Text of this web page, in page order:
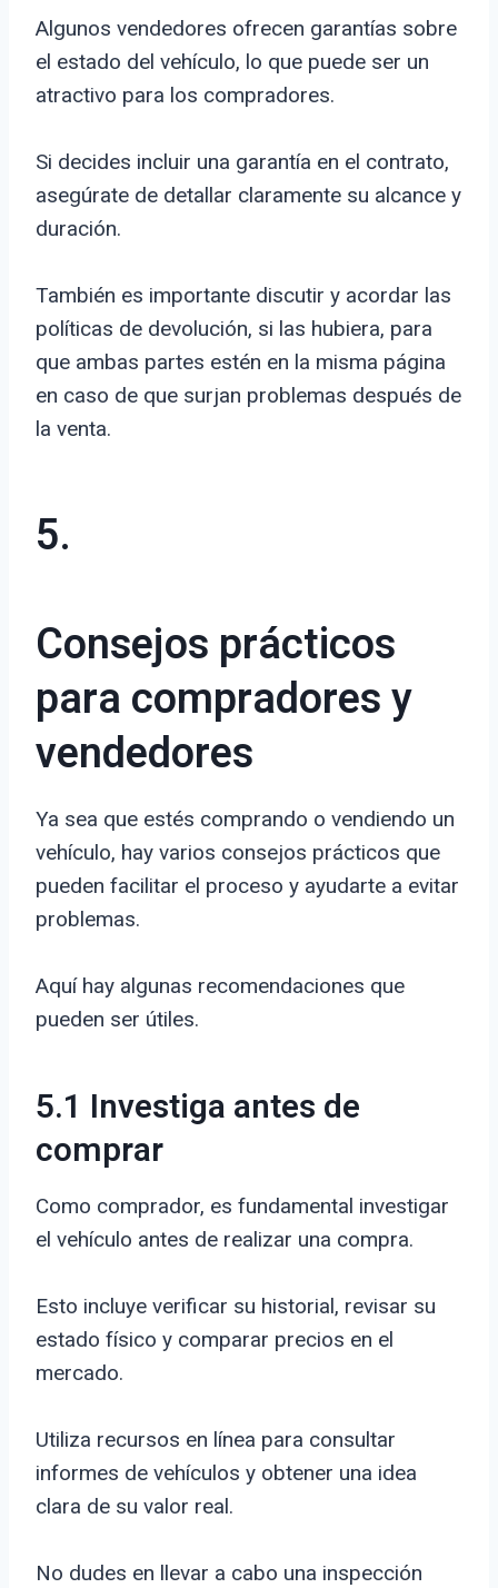
Algunos vendedores ofrecen garantías sobre
el estado del vehículo, lo que puede ser un
atractivo para los compradores.
Si decides incluir una garantía en el contrato,
asegúrate de detallar claramente su alcance y
duración.
También es importante discutir y acordar las
políticas de devolución, si las hubiera, para
que ambas partes estén en la misma página
en caso de que surjan problemas después de
la venta.
5.
Consejos prácticos
para compradores y
vendedores
Ya sea que estés comprando o vendiendo un
vehículo, hay varios consejos prácticos que
pueden facilitar el proceso y ayudarte a evitar
problemas.
Aquí hay algunas recomendaciones que
pueden ser útiles.
5.1 Investiga antes de
comprar
Como comprador, es fundamental investigar
el vehículo antes de realizar una compra.
Esto incluye verificar su historial, revisar su
estado físico y comparar precios en el
mercado.
Utiliza recursos en línea para consultar
informes de vehículos y obtener una idea
clara de su valor real.
No dudes en llevar a cabo una inspección